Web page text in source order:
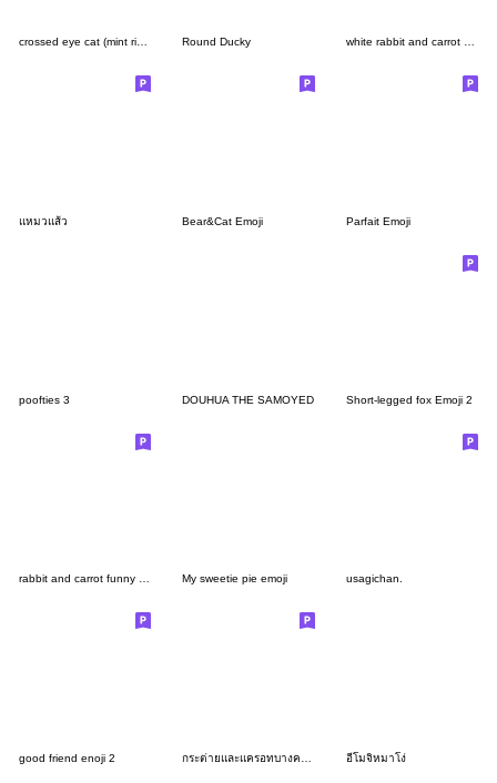
crossed eye cat (mint ribbon) Round Ducky white rabbit and carrot emoji2
แหมวแส้ว Bear&Cat Emoji Parfait Emoji
poofties 3 DOUHUA THE SAMOYED Short-legged fox Emoji 2
rabbit and carrot funny face3 My sweetie pie emoji usagichan.
good friend enoji 2 อีโมจิหมาโง่